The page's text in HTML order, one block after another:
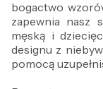
bogactwo
zapewnia nasz
męską i
designu z
pomocą